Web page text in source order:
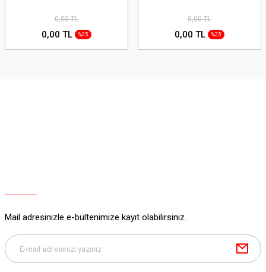
0,00 TL
0,00 TL %25
0,00 TL
0,00 TL %25
Mail adresinizle e-bültenimize kayıt olabilirsiniz.